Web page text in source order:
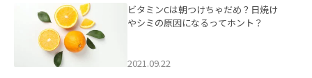
ビタミンCは朝つけちゃだめ？日焼け
やシミの原因になるってホント？
2021.09.22